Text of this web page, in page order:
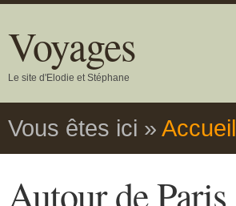
Voyages
Le site d'Elodie et Stéphane
Vous êtes ici » Accueil
Autour de Paris